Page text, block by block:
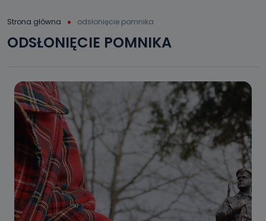
Strona główna odsłonięcie pomnika
ODSŁONIĘCIE POMNIKA